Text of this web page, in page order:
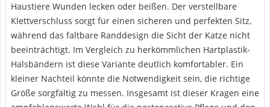
Haustiere Wunden lecken oder beißen. Der verstellbare
Klettverschluss sorgt für einen sicheren und perfekten Sitz,
während das faltbare Randdesign die Sicht der Katze nicht
beeinträchtigt. Im Vergleich zu herkömmlichen Hartplastik-
Halsbändern ist diese Variante deutlich komfortabler. Ein
kleiner Nachteil könnte die Notwendigkeit sein, die richtige
Größe sorgfältig zu messen. Insgesamt ist dieser Kragen eine